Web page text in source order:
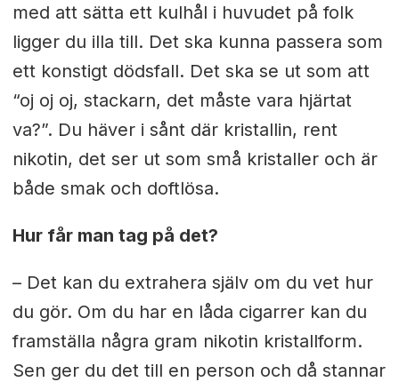
med att sätta ett kulhål i huvudet på folk
ligger du illa till. Det ska kunna passera som
ett konstigt dödsfall. Det ska se ut som att
“oj oj oj, stackarn, det måste vara hjärtat
va?”. Du häver i sånt där kristallin, rent
nikotin, det ser ut som små kristaller och är
både smak och doftlösa.
Hur får man tag på det?
– Det kan du extrahera själv om du vet hur
du gör. Om du har en låda cigarrer kan du
framställa några gram nikotin kristallform.
Sen ger du det till en person och då stannar